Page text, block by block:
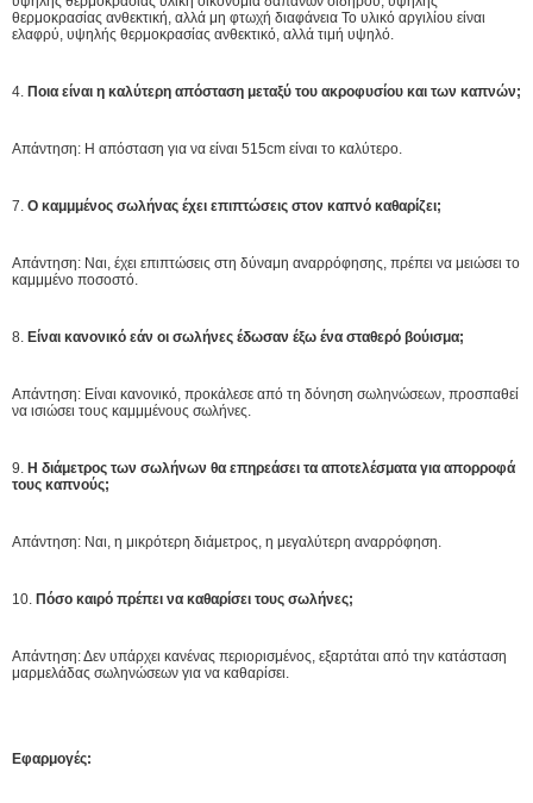
θερμοκρασίας ανθεκτική, αλλά μη φτωχή διαφάνεια Το υλικό αργιλίου είναι
ελαφρύ, υψηλής θερμοκρασίας ανθεκτικό, αλλά τιμή υψηλό.
4. Ποια είναι η καλύτερη απόσταση μεταξύ του ακροφυσίου και των καπνών;
Απάντηση: Η απόσταση για να είναι 515cm είναι το καλύτερο.
7. Ο καμμμένος σωλήνας έχει επιπτώσεις στον καπνό καθαρίζει;
Απάντηση: Ναι, έχει επιπτώσεις στη δύναμη αναρρόφησης, πρέπει να μειώσει το
καμμμένο ποσοστό.
8. Είναι κανονικό εάν οι σωλήνες έδωσαν έξω ένα σταθερό βούισμα;
Απάντηση: Είναι κανονικό, προκάλεσε από τη δόνηση σωληνώσεων, προσπαθεί
να ισιώσει τους καμμμένους σωλήνες.
9. Η διάμετρος των σωλήνων θα επηρεάσει τα αποτελέσματα για απορροφά
τους καπνούς;
Απάντηση: Ναι, η μικρότερη διάμετρος, η μεγαλύτερη αναρρόφηση.
10. Πόσο καιρό πρέπει να καθαρίσει τους σωλήνες;
Απάντηση: Δεν υπάρχει κανένας περιορισμένος, εξαρτάται από την κατάσταση
μαρμελάδας σωληνώσεων για να καθαρίσει.
Εφαρμογές: